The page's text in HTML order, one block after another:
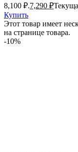
8,100 ₽.7,290 ₽
Купить
Этот товар имеет
на странице товара.
-10%